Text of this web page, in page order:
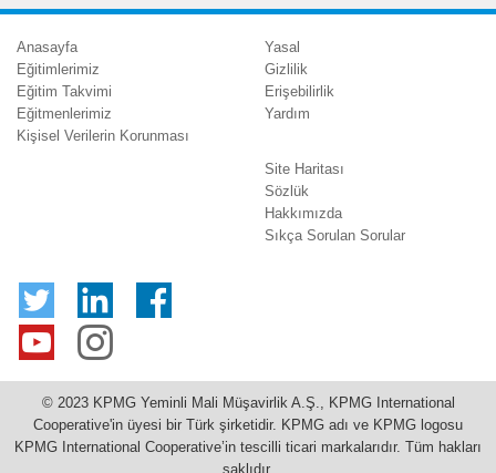
Anasayfa
Eğitimlerimiz
Eğitim Takvimi
Eğitmenlerimiz
Kişisel Verilerin Korunması
Yasal
Gizlilik
Erişebilirlik
Yardım
Site Haritası
Sözlük
Hakkımızda
Sıkça Sorulan Sorular
© 2023 KPMG Yeminli Mali Müşavirlik A.Ş., KPMG International
Cooperative'in üyesi bir Türk şirketidir. KPMG adı ve KPMG logosu
KPMG International Cooperative’in tescilli ticari markalarıdır. Tüm hakları
saklıdır.